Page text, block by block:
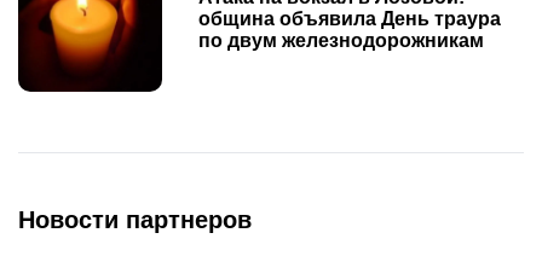
община объявила День траура
по двум железнодорожникам
Новости партнеров